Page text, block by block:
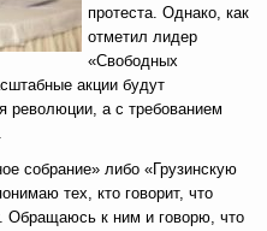
протеста. Однако, как
отметил лидер
«Свободных
акции будут
революции, а с требованием
собрание» либо «Грузинскую
тех, кто говорит, что
Обращаюсь к ним и говорю, что